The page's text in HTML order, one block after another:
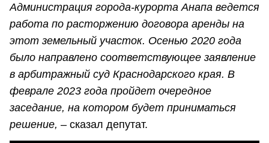
Администрация города-курорта Анапа ведется
работа по расторжению договора аренды на
этот земельный участок. Осенью 2020 года
было направлено соответствующее заявление
в арбитражный суд Краснодарского края. В
феврале 2023 года пройдет очередное
заседание, на котором будет приниматься
решение, – сказал депутат.